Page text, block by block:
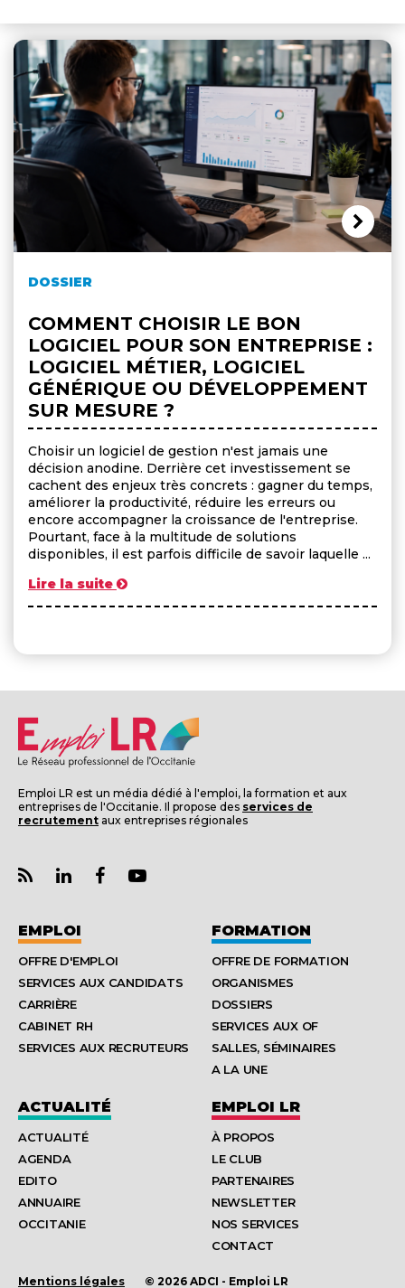
DOSSIER
COMMENT CHOISIR LE BON
LOGICIEL POUR SON ENTREPRISE :
LOGICIEL MÉTIER, LOGICIEL
GÉNÉRIQUE OU DÉVELOPPEMENT
SUR MESURE ?
Choisir un logiciel de gestion n'est jamais une
décision anodine. Derrière cet investissement se
cachent des enjeux très concrets : gagner du temps,
améliorer la productivité, réduire les erreurs ou
encore accompagner la croissance de l'entreprise.
Pourtant, face à la multitude de solutions
disponibles, il est parfois difficile de savoir laquelle ...
Lire la suite
Emploi LR est un média dédié à l'emploi, la formation et aux
entreprises de l'Occitanie. Il propose des services de
recrutement aux entreprises régionales
EMPLOI
OFFRE D'EMPLOI
SERVICES AUX CANDIDATS
CARRIÈRE
CABINET RH
SERVICES AUX RECRUTEURS
FORMATION
OFFRE DE FORMATION
ORGANISMES
DOSSIERS
SERVICES AUX OF
SALLES, SÉMINAIRES
A LA UNE
ACTUALITÉ
ACTUALITÉ
AGENDA
EDITO
ANNUAIRE
OCCITANIE
EMPLOI LR
À PROPOS
LE CLUB
PARTENAIRES
NEWSLETTER
NOS SERVICES
CONTACT
Mentions légales © 2026 ADCI - Emploi LR